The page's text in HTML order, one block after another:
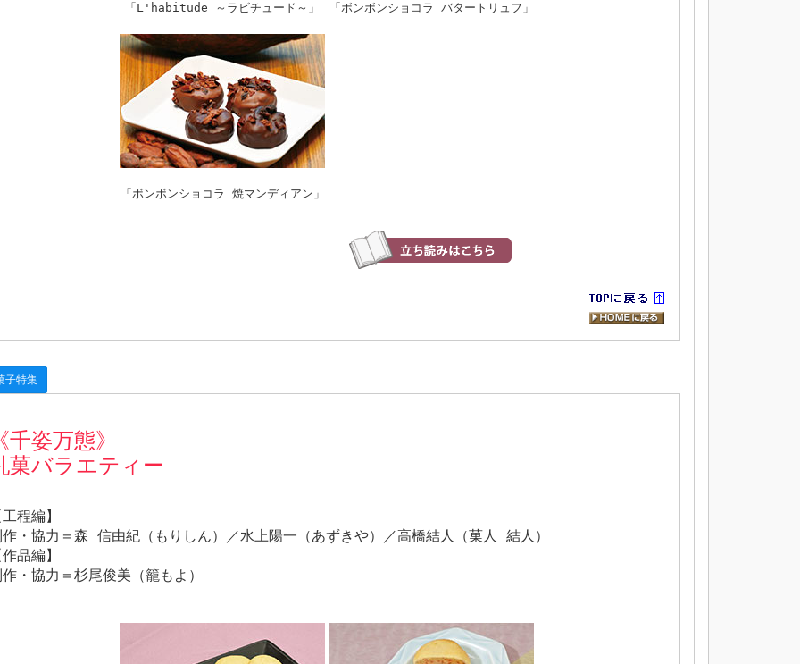
「L'habitude ～ラビチュード～」 「ボンボンショコラ バタートリュフ」
「ボンボンショコラ 焼マンディアン」
子特集
千姿万態》
菓バラエティー
程編】
・協力＝森 信由紀（もりしん）／水上陽一（あずきや）／高橋結人（菓人 結人）
品編】
・協力＝杉尾俊美（籠もよ）